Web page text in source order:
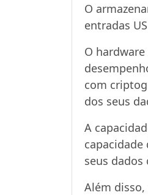
O
entradas
O
com
dos seus
A
seus
Além